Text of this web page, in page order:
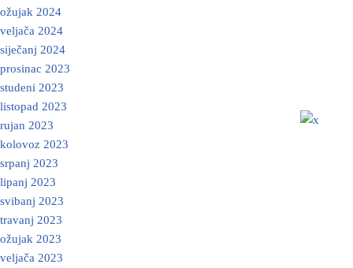
ožujak 2024
veljača 2024
siječanj 2024
prosinac 2023
studeni 2023
listopad 2023
rujan 2023
kolovoz 2023
srpanj 2023
lipanj 2023
svibanj 2023
travanj 2023
ožujak 2023
veljača 2023